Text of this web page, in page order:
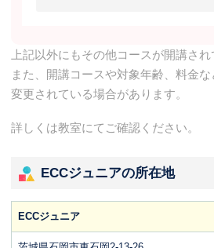
上記以外にもその他コースが開講さ
また、開講コースや対象年齢、料金
変更されている場合があります。
詳しくは教室にてご確認ください。
ECCジュニアの所在地
ECCジュニア